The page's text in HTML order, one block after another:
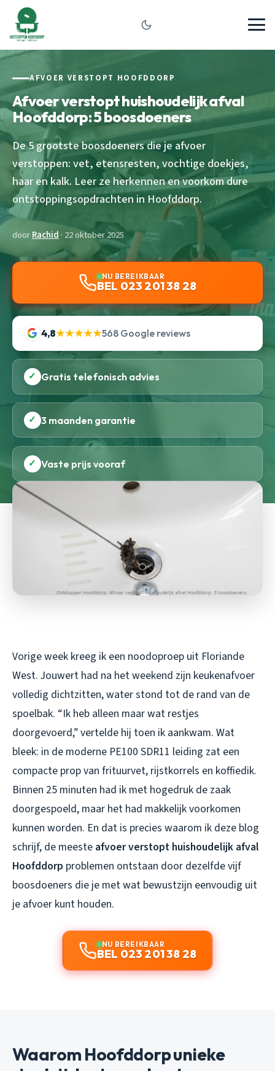
AFVOER VERSTOPT HOOFDDORP
Afvoer verstopt huishoudelijk afval
Hoofddorp: 5 boosdoeners
De 5 grootste boosdoeners die je afvoer
verstoppen: vet, etensresten, vochtige doekjes,
haar en kalk. Leer ze herkennen en voorkom dure
ontstoppingsopdrachten in Hoofddorp.
doorRachid · 22 oktober 2025
NU BEREIKBAAR
BEL 023 201 38 28
4,8★★★★★568 Google reviews
✓ Gratis telefonisch advies
✓ 3 maanden garantie
✓ Vaste prijs vooraf
Vorige week kreeg ik een noodoproep uit Floriande
West. Jouwert had na het weekend zijn keukenafvoer
volledig dichtzitten, water stond tot de rand van de
spoelbak. “Ik heb alleen maar wat restjes
doorgevoerd,” vertelde hij toen ik aankwam. Wat
bleek: in de moderne PE100 SDR11 leiding zat een
compacte prop van frituurvet, rijstkorrels en koffiedik.
Binnen 25 minuten had ik met hogedruk de zaak
doorgespoeld, maar het had makkelijk voorkomen
kunnen worden. En dat is precies waarom ik deze blog
schrijf, de meeste afvoer verstopt huishoudelijk afval
Hoofddorp problemen ontstaan door dezelfde vijf
boosdoeners die je met wat bewustzijn eenvoudig uit
je afvoer kunt houden.
NU BEREIKBAAR
BEL 023 201 38 28
Waarom Hoofddorp unieke